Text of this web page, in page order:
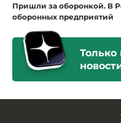
Пришли за оборонкой. В
оборонных предприятий
Только